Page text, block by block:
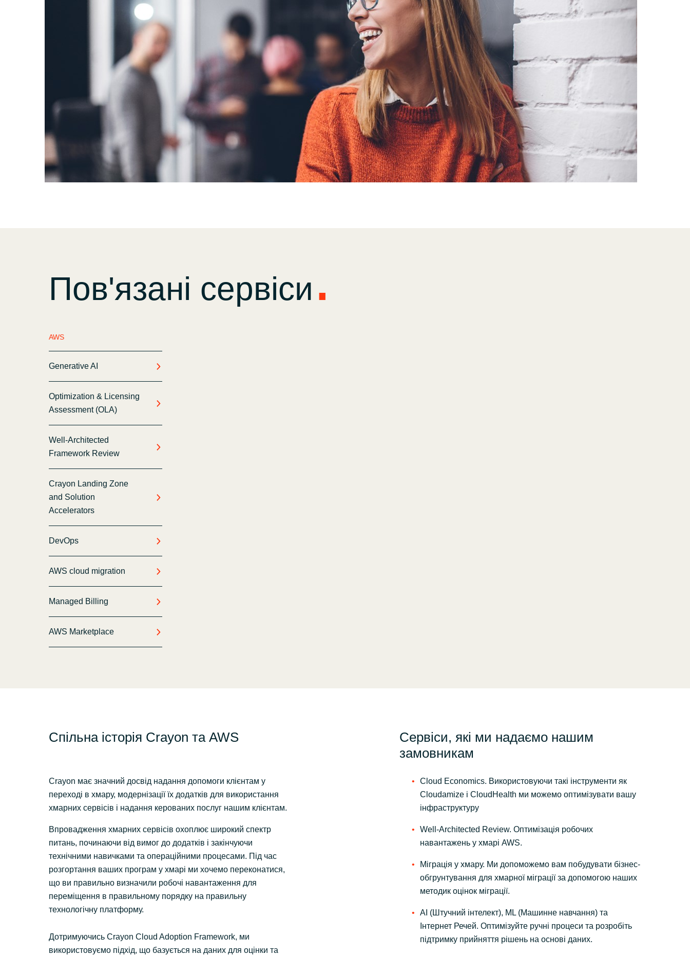
Sri Lanka Sweden Switzerland
Ukraine United Kingdom United States
Пов'язані сервіси
AWS
Generative AI
Optimization & Licensing
Assessment (OLA)
Well-Architected
Framework Review
Crayon Landing Zone
and Solution
Accelerators
DevOps
AWS cloud migration
Managed Billing
AWS Marketplace
Спільна історія Crayon та AWS
Сервіси, які ми надаємо нашим
замовникам
Crayon має значний досвід надання допомоги клієнтам у
переході в хмару, модернізації їх додатків для використання
хмарних сервісів і надання керованих послуг нашим клієнтам.
Впровадження хмарних сервісів охоплює широкий спектр
питань, починаючи від вимог до додатків і закінчуючи
технічними навичками та операційними процесами. Під час
розгортання ваших програм у хмарі ми хочемо переконатися,
що ви правильно визначили робочі навантаження для
переміщення в правильному порядку на правильну
технологічну платформу.
Дотримуючись Crayon Cloud Adoption Framework, ми
використовуємо підхід, що базується на даних для оцінки та
Cloud Economics. Використовуючи такі інструменти як
Cloudamizeі CloudHealth ми можемо оптимізувати вашу
інфраструктуру
Well-Architected Review. Оптимізація робочих
навантажень у хмарі AWS.
Міграція у хмару. Ми допоможемо вам побудувати бізнес-
обгрунтування для хмарної міграції за допомогою наших
методик оцінок міграції.
AI (Штучний інтелект), ML (Машинне навчання) та
Інтернет Речей. Оптимізуйте ручні процеси та розробіть
підтримку прийняття рішень на основі даних.